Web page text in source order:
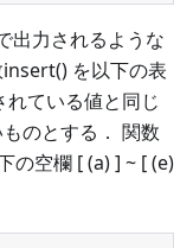
出力されるような
を以下の表
ている値と同じ
のとする． 関数
の空欄 [ (a) ] ~ [ (e)